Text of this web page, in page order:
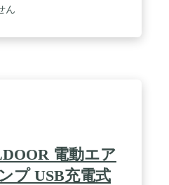
ーが付属しているため、
ん
電動エア
プ USB充電式